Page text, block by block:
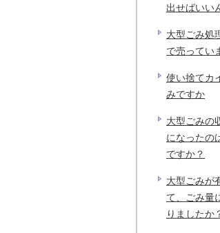
出せばいい
大型ごみ処
で売ってい
使い捨てカ
みですか
大型ごみの
になったの
ですか？
大型ごみが
て、ごみ量
りましたか